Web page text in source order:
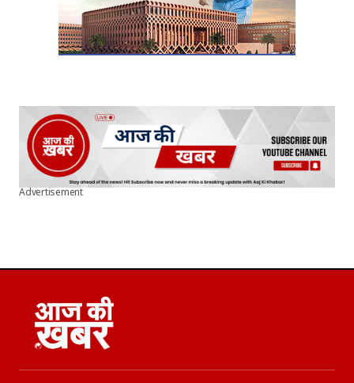
Advertisement